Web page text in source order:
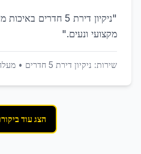
"
ניקיון דירת 5
מקצועי ונעים."
שירות: ניקיון דירת 5 חדרים •
הצג עוד